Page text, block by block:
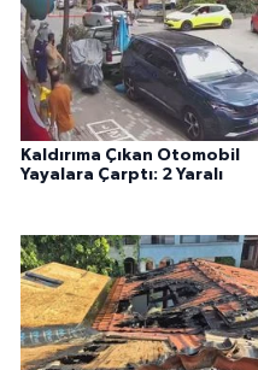
Kaldırıma Çıkan Otomobil
Yayalara Çarptı: 2 Yaralı